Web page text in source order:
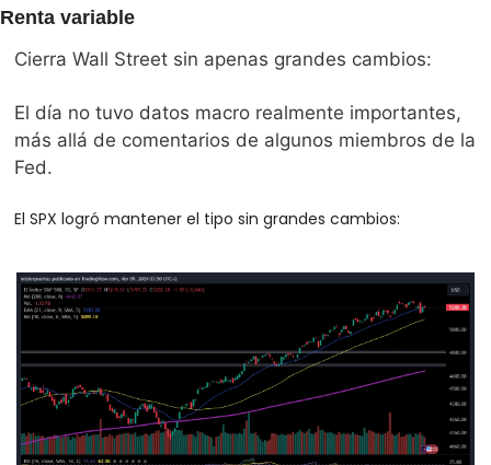
Renta variable
Cierra Wall Street sin apenas grandes cambios:
El día no tuvo datos macro realmente importantes,
más allá de comentarios de algunos miembros de la
Fed.
El SPX logró mantener el tipo sin grandes cambios: